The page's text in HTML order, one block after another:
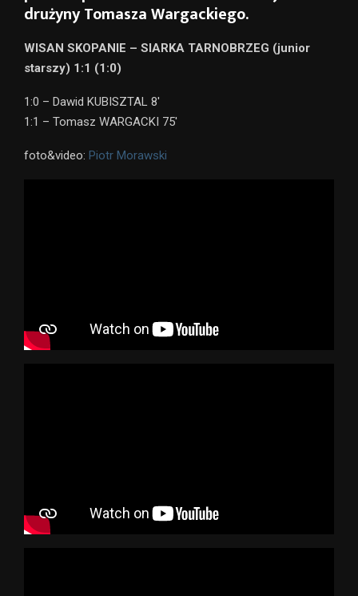
drużyny Tomasza Wargackiego.
WISAN SKOPANIE – SIARKA TARNOBRZEG (junior
starszy) 1:1 (1:0)
1:0 – Dawid KUBISZTAL 8′
1:1 – Tomasz WARGACKI 75′
foto&video: Piotr Morawski